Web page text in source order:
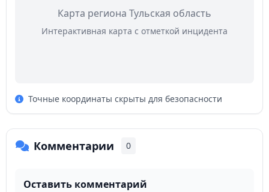
Карта региона Тульская область
Интерактивная карта с отметкой инцидента
Точные координаты скрыты для безопасности
Комментарии 0
Оставить комментарий